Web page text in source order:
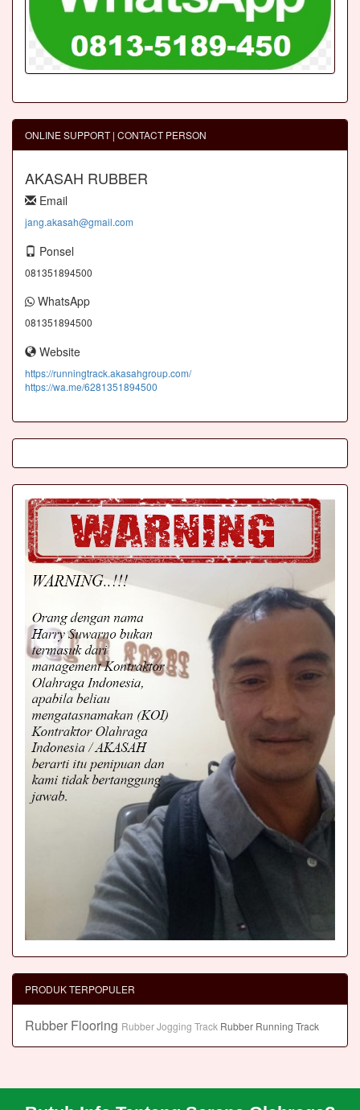
ONLINE SUPPORT | CONTACT PERSON
AKASAH RUBBER
Email
jang.akasah@gmail.com
Ponsel
081351894500
WhatsApp
081351894500
Website
https://runningtrack.akasahgroup.com/
https://wa.me/6281351894500
PRODUK TERPOPULER
Rubber Flooring Rubber Jogging Track Rubber Running Track